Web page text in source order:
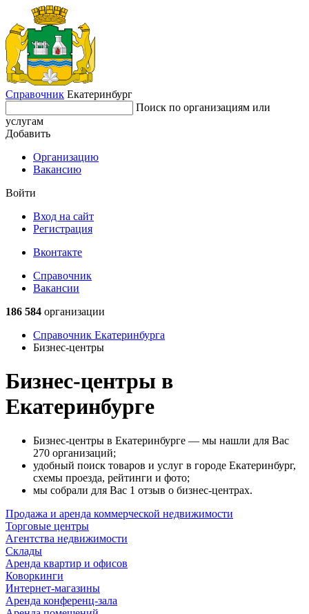
Справочник Екатеринбург
Поиск по организациям или
услугам
Добавить
Организацию
Вакансию
Войти
Вход на сайт
Регистрация
Вконтакте
Справочник
Вакансии
186 584 организации
Справочник Екатеринбурга
Бизнес-центры
Бизнес-центры в
Екатеринбурге
Бизнес-центры в Екатеринбурге — мы нашли для Вас
270 организаций;
удобный поиск товаров и услуг в городе Екатеринбург,
схемы проезда, рейтинги и фото;
мы собрали для Вас 1 отзыв о бизнес-центрах.
Продажа и аренда коммерческой недвижимости
Торговые центры
Агентства недвижимости
Склады
Аренда квартир и офисов
Коворкинги
Интернет-магазины
Аренда конференц-зала